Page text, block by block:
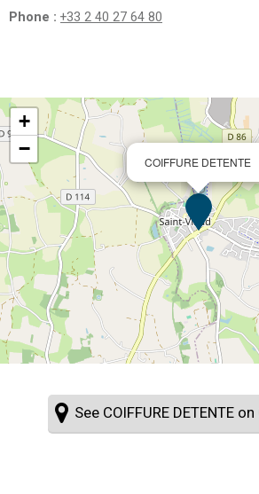
Phone : +33 2 40 27 64 80
COIFFURE DETENTE
+
−
See COIFFURE DETENTE